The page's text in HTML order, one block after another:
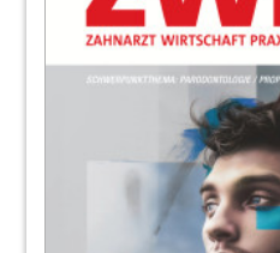
Designpreis 2011 -
Zahnarztpraxis
Anwenderbericht: An
heute kein Labor
Jens Bünemann
DGZI - Deutsche
Zahnärztliche